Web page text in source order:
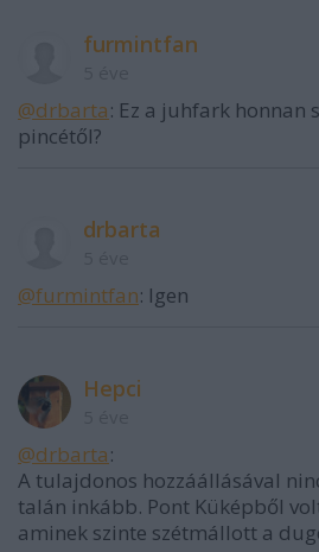
furmintfan
@drbarta: Ez a juhfark honnan
pincétől?
drbarta
@furmintfan: Igen
Hepci
@drbarta:
A tulajdonos hozzáállásával
talán inkább. Pont Küképből
aminek szinte szétmállott a